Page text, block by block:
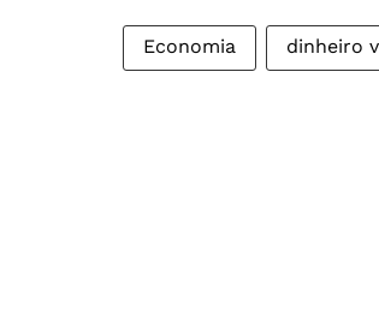
Economia dinheiro